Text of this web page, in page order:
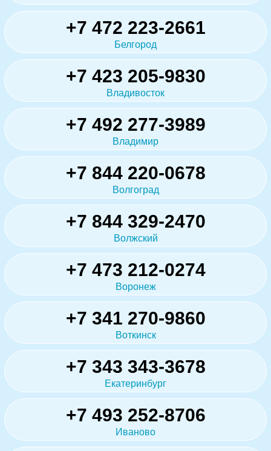
+7 472 223-2661
Белгород
+7 423 205-9830
Владивосток
+7 492 277-3989
Владимир
+7 844 220-0678
Волгоград
+7 844 329-2470
Волжский
+7 473 212-0274
Воронеж
+7 341 270-9860
Воткинск
+7 343 343-3678
Екатеринбург
+7 493 252-8706
Иваново